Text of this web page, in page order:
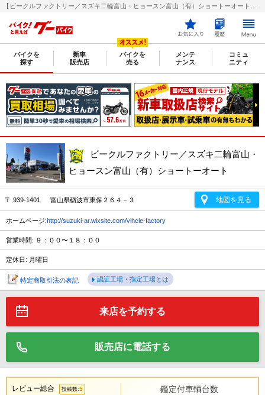
バイクを
探す
新車
販売店
バイクを
売る
メンテ
ナンス
コミュ
ニティ
ビークルファクトリー／スズキ二輪富山・
ヒョースン富山（有）ショートーオート
〒 939-1401 富山県砺波市東保２６４－３ 地図を見る
ホームページ:http://suzuki-ar.wixsite.com/vihcle-factory
営業時間: ９：００〜１８：００
定休日: 月曜日
特定商取引法の表記 認証工場・指定工場とは
来店を予約する
販売店に電話する
レビュー総合 投稿数:5 鑑定付車輌台数